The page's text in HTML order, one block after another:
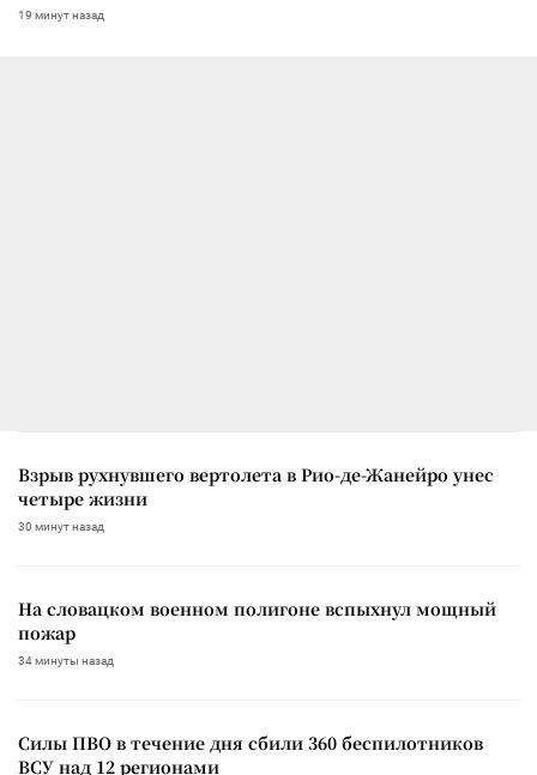
19 минут назад
Взрыв рухнувшего вертолета в Рио-де-Жанейро унес
четыре жизни
30 минут назад
На словацком военном полигоне вспыхнул мощный
пожар
34 минуты назад
Силы ПВО в течение дня сбили 360 беспилотников
ВСУ над 12 регионами